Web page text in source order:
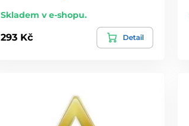
Skladem v e-shopu.
293 Kč Detail